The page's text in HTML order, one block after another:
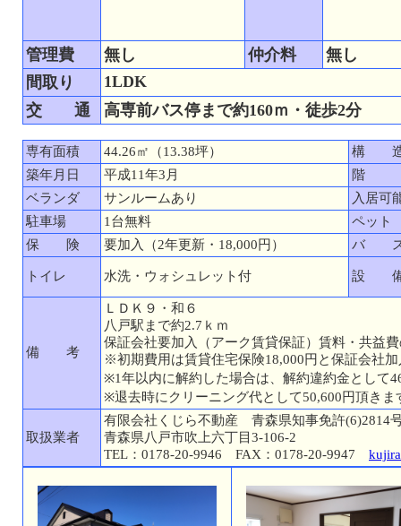
管理費 無し 仲介料
無し
間取り
1LDK
交 通
高専前バス停まで約160ｍ・徒歩2分
専有面積 44.26㎡（13.38坪）
構
築年月日
平成11年3月
階
ベランダ
サンルームあり
入居可
駐車場
1台無料
ペット
保 険
要加入（2年更新・18,000円） バ
トイレ 水洗・ウォシュレット付 設
備 考
ＬＤＫ９・和６
八戸駅まで約2.7ｋｍ
保証会社要加入（アーク賃貸保証）賃料・共益
※初期費用は賃貸住宅保険18,000円と保証会社
※1年以内に解約した場合は、解約違約金として
※退去時にクリーニング代として50,600円頂きま
取扱業者
有限会社くじら不動産 青森県知事免許(6)2814
青森県八戸市吹上六丁目3-106-2
TEL：0178-20-9946 FAX：0178-20-9947